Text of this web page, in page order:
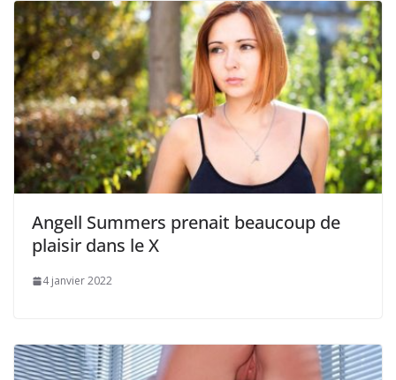
Angell Summers prenait beaucoup de
plaisir dans le X
4 janvier 2022